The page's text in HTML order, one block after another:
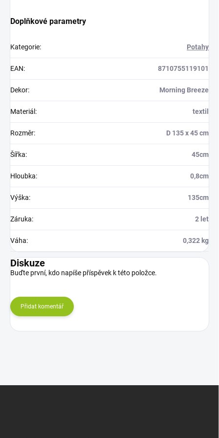
Doplňkové parametry
Kategorie: Potahy
EAN: 8710755119101
Dekor: Morning Breeze
Materiál : textil
Rozměr: D 135 x 45 cm
Šířka: 45cm
Hloubka: 0,8cm
Výška: 135cm
Záruka: 2 let
Váha: 0,322 kg
Diskuze
Buďte první, kdo napíše příspěvek k této položce.
Přidat komentář